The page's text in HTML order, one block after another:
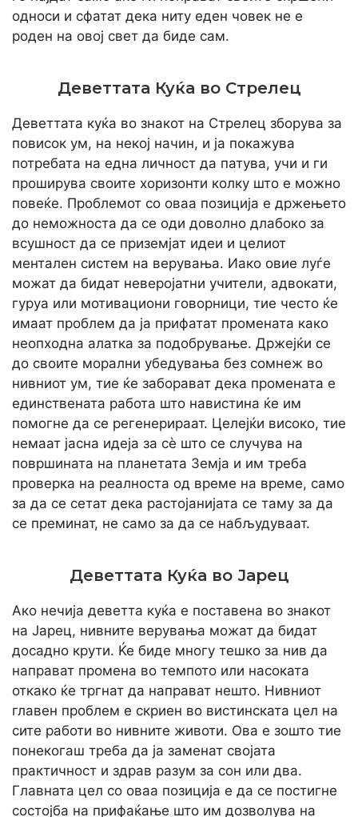
односи и сфатат дека ниту еден човек не е
роден на овој свет да биде сам.
Деветтата Куќа во Стрелец
Деветтата куќа во знакот на Стрелец зборува за
повисок ум, на некој начин, и ја покажува
потребата на една личност да патува, учи и ги
проширува своите хоризонти колку што е можно
повеќе. Проблемот со оваа позиција е држењето
до неможноста да се оди доволно длабоко за
всушност да се приземјат идеи и целиот
ментален систем на верувања. Иако овие луѓе
можат да бидат неверојатни учители, адвокати,
гуруа или мотивациони говорници, тие често ќе
имаат проблем да ја прифатат промената како
неопходна алатка за подобрување. Држејќи се
до своите морални убедувања без сомнеж во
нивниот ум, тие ќе заборават дека промената е
единствената работа што навистина ќе им
помогне да се регенерираат. Целејќи високо, тие
немаат јасна идеја за сè што се случува на
површината на планетата Земја и им треба
проверка на реалноста од време на време, само
за да се сетат дека растојанијата се таму за да
се преминат, не само за да се набљудуваат.
Деветтата Куќа во Јарец
Ако нечија деветта куќа е поставена во знакот
на Јарец, нивните верувања можат да бидат
досадно крути. Ќе биде многу тешко за нив да
направат промена во темпото или насоката
откако ќе тргнат да направат нешто. Нивниот
главен проблем е скриен во вистинската цел на
сите работи во нивните животи. Ова е зошто тие
понекогаш треба да ја заменат својата
практичност и здрав разум за сон или два.
Главната цел со оваа позиција е да се постигне
состојба на прифаќање што им дозволува на